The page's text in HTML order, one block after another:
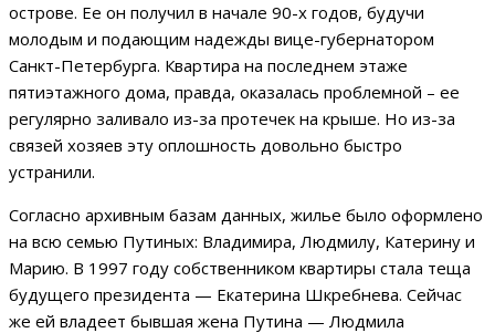
острове. Ее он получил в начале 90-х годов, будучи
молодым и подающим надежды вице-губернатором
Санкт-Петербурга. Квартира на последнем этаже
пятиэтажного дома, правда, оказалась проблемной – ее
регулярно заливало из-за протечек на крыше. Но из-за
связей хозяев эту оплошность довольно быстро
устранили.
Согласно архивным базам данных, жилье было оформлено
на всю семью Путиных: Владимира, Людмилу, Катерину и
Марию. В 1997 году собственником квартиры стала теща
будущего президента — Екатерина Шкребнева. Сейчас
же ей владеет бывшая жена Путина — Людмила